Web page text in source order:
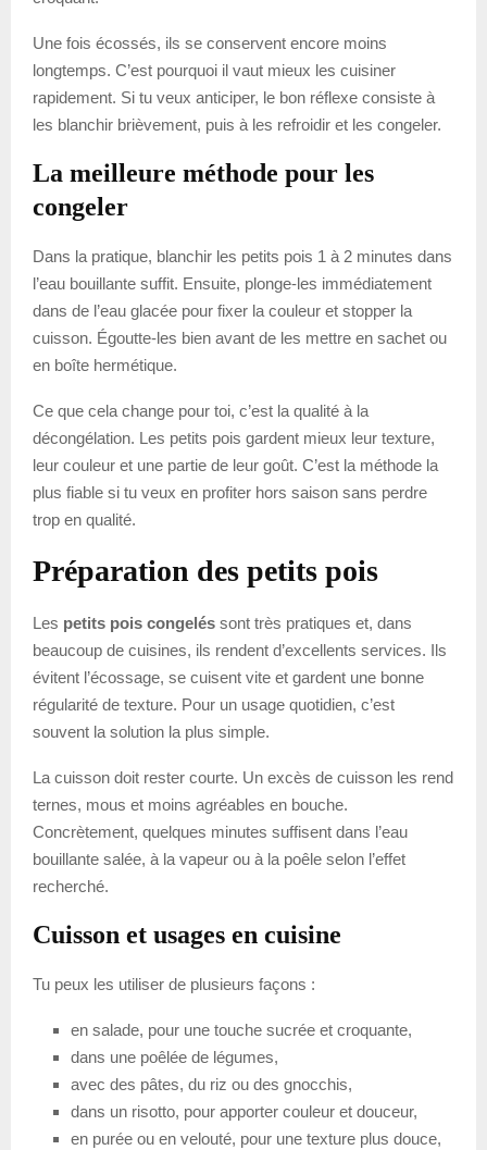
Une fois écossés, ils se conservent encore moins
longtemps. C’est pourquoi il vaut mieux les cuisiner
rapidement. Si tu veux anticiper, le bon réflexe consiste à
les blanchir brièvement, puis à les refroidir et les congeler.
La meilleure méthode pour les
congeler
Dans la pratique, blanchir les petits pois 1 à 2 minutes dans
l’eau bouillante suffit. Ensuite, plonge-les immédiatement
dans de l’eau glacée pour fixer la couleur et stopper la
cuisson. Égoutte-les bien avant de les mettre en sachet ou
en boîte hermétique.
Ce que cela change pour toi, c’est la qualité à la
décongélation. Les petits pois gardent mieux leur texture,
leur couleur et une partie de leur goût. C’est la méthode la
plus fiable si tu veux en profiter hors saison sans perdre
trop en qualité.
Préparation des petits pois
Les petits pois congelés sont très pratiques et, dans
beaucoup de cuisines, ils rendent d’excellents services. Ils
évitent l’écossage, se cuisent vite et gardent une bonne
régularité de texture. Pour un usage quotidien, c’est
souvent la solution la plus simple.
La cuisson doit rester courte. Un excès de cuisson les rend
ternes, mous et moins agréables en bouche.
Concrètement, quelques minutes suffisent dans l’eau
bouillante salée, à la vapeur ou à la poêle selon l’effet
recherché.
Cuisson et usages en cuisine
Tu peux les utiliser de plusieurs façons :
en salade, pour une touche sucrée et croquante,
dans une poêlée de légumes,
avec des pâtes, du riz ou des gnocchis,
dans un risotto, pour apporter couleur et douceur,
en purée ou en velouté, pour une texture plus douce,